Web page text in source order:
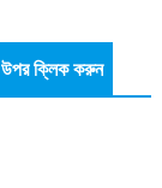
উপর ক্লিক করুন